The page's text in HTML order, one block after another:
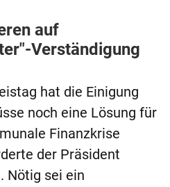
auf
Verständigung
hat die Einigung
noch eine Lösung für
Finanzkrise
der Präsident
Nötig sei ein